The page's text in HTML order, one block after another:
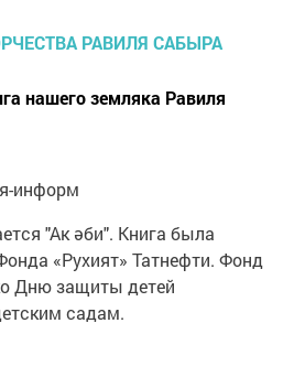
нашего земляка Равиля
информ
"Ак әби". Книга была
«Рухият» Татнефти. Фонд
Дню защиты детей
садам.